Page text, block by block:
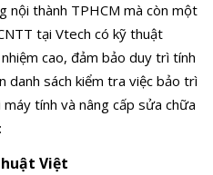
nội thành TPHCM mà còn một
tại Vtech có kỹ thuật
cao, đảm bảo duy trì tính
danh sách kiểm tra việc bảo trì
tính và nâng cấp sửa chữa
Việt